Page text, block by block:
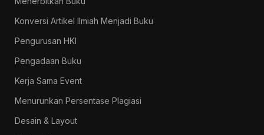
Konversi Artikel Ilmiah Menjadi Buku
Pengurusan HKI
Pengadaan Buku
Kerja Sama Event
Menurunkan Persentase Plagiasi
Desain & Layout